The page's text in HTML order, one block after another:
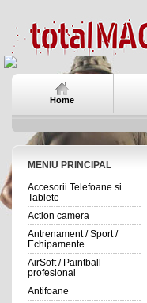
Home
MENIU PRINCIPAL
Accesorii Telefoane si
Tablete
Action camera
Antrenament / Sport /
Echipamente
AirSoft / Paintball
profesional
Antifoane